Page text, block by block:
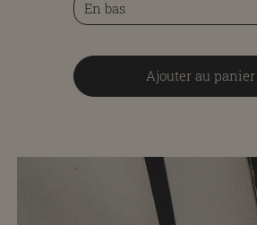
Ajouter au panier